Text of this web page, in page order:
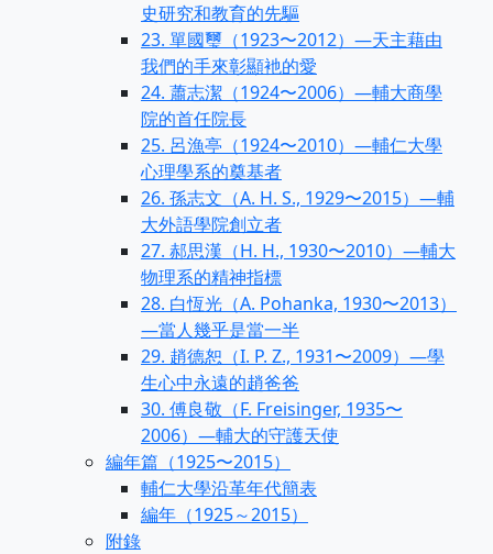
史研究和教育的先驅
23. 單國璽（1923〜2012）—天主藉由
我們的手來彰顯衪的愛
24. 蕭志潔（1924〜2006）—輔大商學
院的首任院長
25. 呂漁亭（1924〜2010）—輔仁大學
心理學系的奠基者
26. 孫志文（A. H. S., 1929〜2015）—輔
大外語學院創立者
27. 郝思漢（H. H., 1930〜2010）—輔大
物理系的精神指標
28. 白恆光（A. Pohanka, 1930〜2013）
—當人幾乎是當一半
29. 趙德恕（I. P. Z., 1931〜2009）—學
生心中永遠的趙爸爸
30. 傅良敬（F. Freisinger, 1935〜
2006）—輔大的守護天使
編年篇（1925〜2015）
輔仁大學沿革年代簡表
編年（1925～2015）
附錄